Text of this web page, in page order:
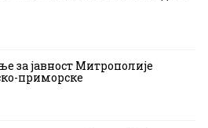
за јавност Митрополије
приморске